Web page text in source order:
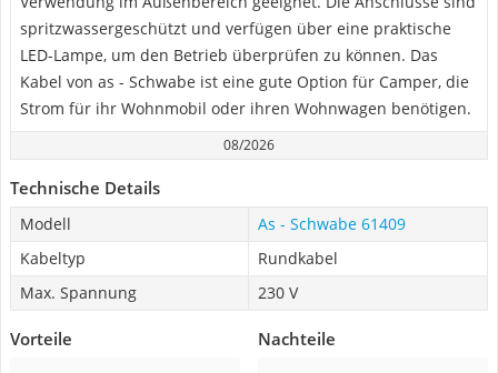
spritzwassergeschützt und verfügen über eine praktische
LED-Lampe, um den Betrieb überprüfen zu können. Das
Kabel von as - Schwabe ist eine gute Option für Camper, die
Strom für ihr Wohnmobil oder ihren Wohnwagen benötigen.
08/2026
Technische Details
Modell
As - Schwabe 61409
Kabeltyp
Rundkabel
Max. Spannung
230 V
Vorteile Nachteile